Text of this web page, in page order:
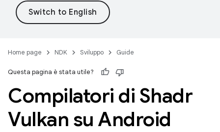
Home page NDK Sviluppo Guide
Questa pagina è stata utile?
Compilatori di Shadr
Vulkan su Android